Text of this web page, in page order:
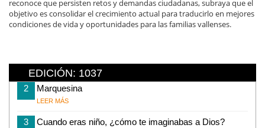
reconoce que persisten retos y demandas ciudadanas, subraya que el
objetivo es consolidar el crecimiento actual para traducirlo en mejores
condiciones de vida y oportunidades para las familias vallenses.
EDICIÓN: 1037
2 Marquesina
LEER MÁS
3 Cuando eras niño, ¿cómo te imaginabas a Dios?